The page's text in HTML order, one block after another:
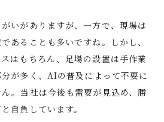
いがありますが、一方で、現場は
あることも多いですね。しかし、
はもちろん、足場の設置は手作業
が多く、AIの普及によって不要に
。当社は今後も需要が見込め、勝
自負しています。